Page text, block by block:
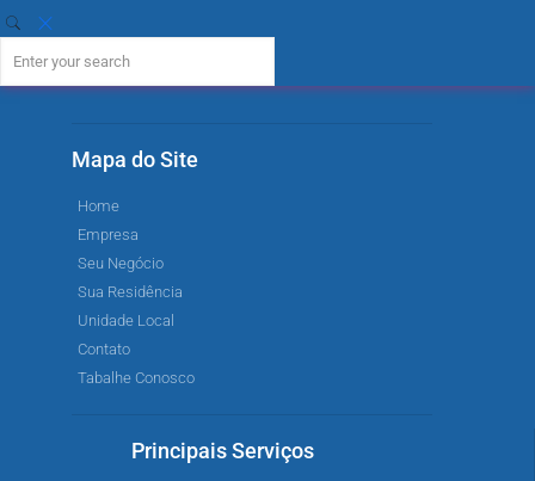
Mapa do Site
Home
Empresa
Seu Negócio
Sua Residência
Unidade Local
Contato
Tabalhe Conosco
Principais Serviços